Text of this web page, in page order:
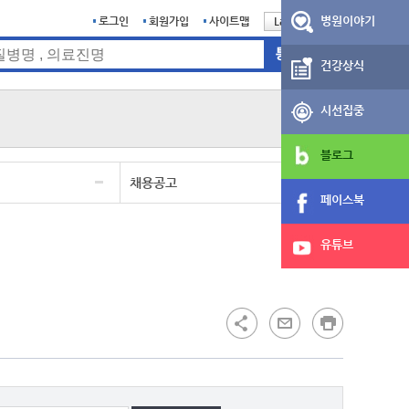
로그인 회원가입 사이트맵
Language
채용공고
병원이야기
건강상식
시선집중
블로그
페이스북
유튜브